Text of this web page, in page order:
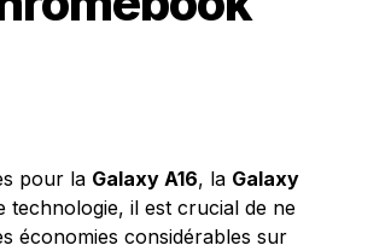
pour la Galaxy A16, la Galaxy
technologie, il est crucial de ne
économies considérables sur